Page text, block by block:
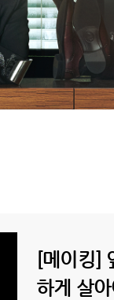
[메이킹]
하게 살